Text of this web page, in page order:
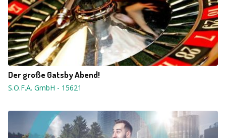
Der große Gatsby Abend!
S.O.F.A. GmbH - 15621